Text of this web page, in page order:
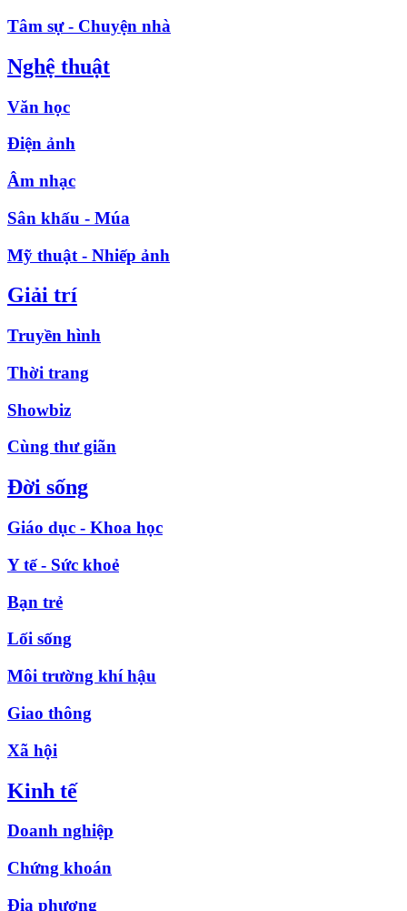
Tâm sự - Chuyện nhà
Nghệ thuật
Văn học
Điện ảnh
Âm nhạc
Sân khấu - Múa
Mỹ thuật - Nhiếp ảnh
Giải trí
Truyền hình
Thời trang
Showbiz
Cùng thư giãn
Đời sống
Giáo dục - Khoa học
Y tế - Sức khoẻ
Bạn trẻ
Lối sống
Môi trường khí hậu
Giao thông
Xã hội
Kinh tế
Doanh nghiệp
Chứng khoán
Địa phương